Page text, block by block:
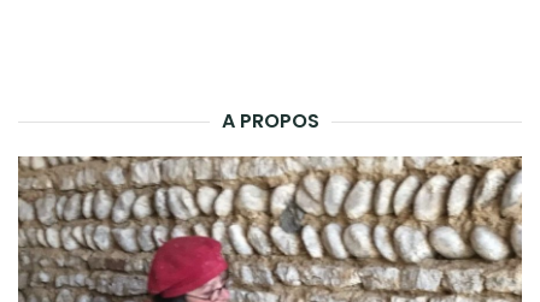
A PROPOS